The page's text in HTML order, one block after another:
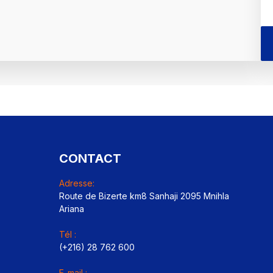
CONTACT
Adresse:
Route de Bizerte km8 Sanhaji 2095 Mnihla
Ariana
Tél :
(+216) 28 762 600